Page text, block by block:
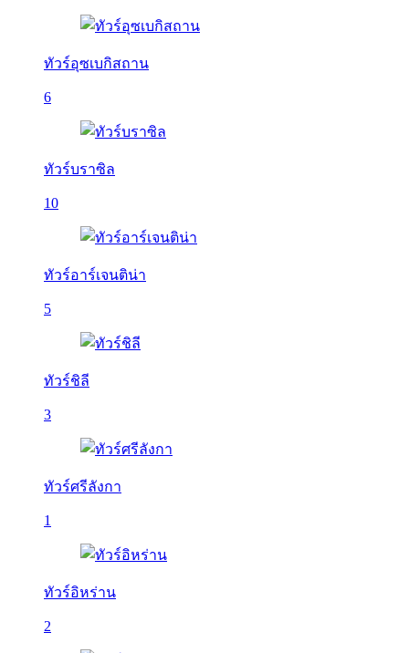
ทัวร์อุซเบกิสถาน
6
ทัวร์บราซิล
10
ทัวร์อาร์เจนติน่า
5
ทัวร์ชิลี
3
ทัวร์ศรีลังกา
1
ทัวร์อิหร่าน
2